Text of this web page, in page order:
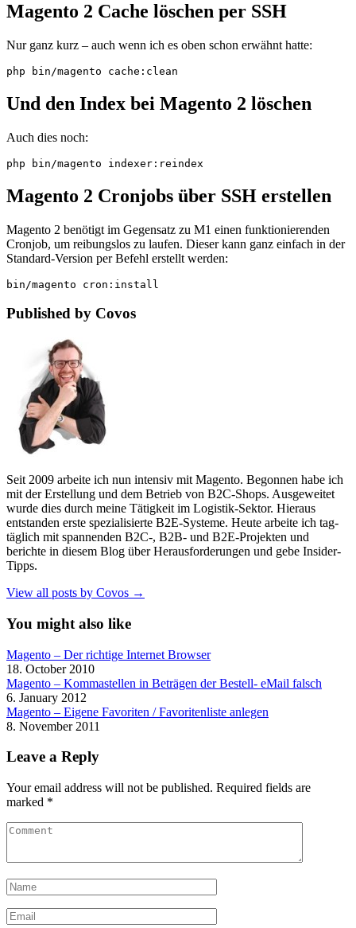
Magento 2 Cache löschen per SSH
Nur ganz kurz – auch wenn ich es oben schon erwähnt hatte:
php bin/magento cache:clean
Und den Index bei Magento 2 löschen
Auch dies noch:
php bin/magento indexer:reindex
Magento 2 Cronjobs über SSH erstellen
Magento 2 benötigt im Gegensatz zu M1 einen funktionierenden
Cronjob, um reibungslos zu laufen. Dieser kann ganz einfach in der
Standard-Version per Befehl erstellt werden:
bin/magento cron:install
Published by Covos
Seit 2009 arbeite ich nun intensiv mit Magento. Begonnen habe ich
mit der Erstellung und dem Betrieb von B2C-Shops. Ausgeweitet
wurde dies durch meine Tätigkeit im Logistik-Sektor. Hieraus
entstanden erste spezialisierte B2E-Systeme. Heute arbeite ich tag-
täglich mit spannenden B2C-, B2B- und B2E-Projekten und
berichte in diesem Blog über Herausforderungen und gebe Insider-
Tipps.
View all posts by Covos →
You might also like
Magento – Der richtige Internet Browser
18. October 2010
Magento – Kommastellen in Beträgen der Bestell- eMail falsch
6. January 2012
Magento – Eigene Favoriten / Favoritenliste anlegen
8. November 2011
Leave a Reply
Your email address will not be published. Required fields are
marked *